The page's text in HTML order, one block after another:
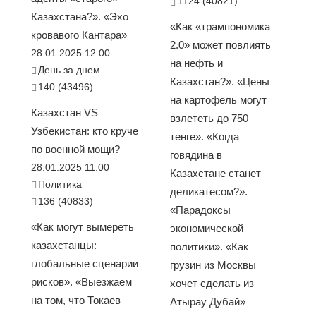
Казахстана?». «Эхо
кровавого Кантара»
28.01.2025 12:00
День за днем
140 (43496)
Казахстан VS
Узбекистан: кто круче
по военной мощи?
28.01.2025 11:00
Политика
136 (40833)
«Как могут вымереть
казахстанцы:
глобальные сценарии
рисков». «Выезжаем
на том, что Токаев —
«Как «трампономика
2.0» может повлиять
на нефть и
Казахстан?». «Цены
на картофель могут
взлететь до 750
тенге». «Когда
говядина в
Казахстане станет
деликатесом?».
«Парадоксы
экономической
политики». «Как
грузин из Москвы
хочет сделать из
Атырау Дубай»